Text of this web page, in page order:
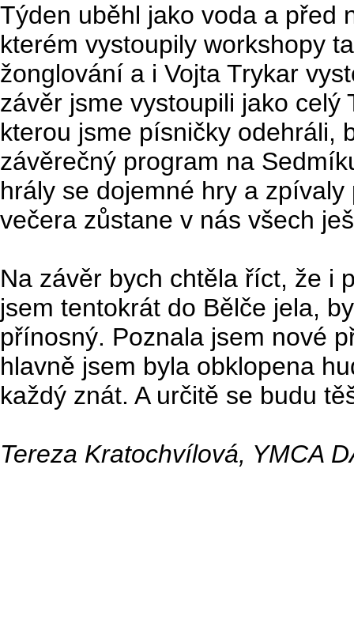
Týden uběhl jako voda a před
kterém vystoupily workshopy
žonglování a i Vojta Trykar
závěr jsme vystoupili jako celý
kterou jsme písničky odehráli,
závěrečný program na
hrály se dojemné hry a
večera zůstane v nás všech
Na závěr bych chtěla říct, že i
jsem tentokrát do Bělče jela,
přínosný. Poznala jsem nové
hlavně jsem byla obklopena
každý znát. A určitě se budu
Tereza Kratochvílová, YMCA